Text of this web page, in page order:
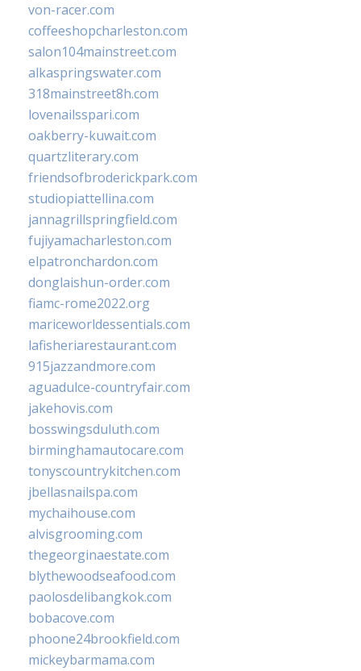
von-racer.com
coffeeshopcharleston.com
salon104mainstreet.com
alkaspringswater.com
318mainstreet8h.com
lovenailsspari.com
oakberry-kuwait.com
quartzliterary.com
friendsofbroderickpark.com
studiopiattellina.com
jannagrillspringfield.com
fujiyamacharleston.com
elpatronchardon.com
donglaishun-order.com
fiamc-rome2022.org
mariceworldessentials.com
lafisheriarestaurant.com
915jazzandmore.com
aguadulce-countryfair.com
jakehovis.com
bosswingsduluth.com
birminghamautocare.com
tonyscountrykitchen.com
jbellasnailspa.com
mychaihouse.com
alvisgrooming.com
thegeorginaestate.com
blythewoodseafood.com
paolosdelibangkok.com
bobacove.com
phoone24brookfield.com
mickeybarmama.com